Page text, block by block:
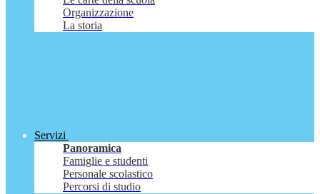
Organizzazione
La storia
Servizi
Panoramica
Famiglie e studenti
Personale scolastico
Percorsi di studio